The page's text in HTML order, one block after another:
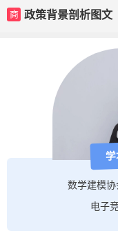
商 政策背景剖析图文
数学建模
电子竞